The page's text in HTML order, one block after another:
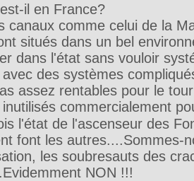
il en France?
canaux comme celui de la
situés dans un bel
dans l'état sans vouloir
des systèmes
assez rentables pour le
commercialement
l'état de l'ascenseur des
font les autres....Sommes-
les soubresauts des
NON !!!